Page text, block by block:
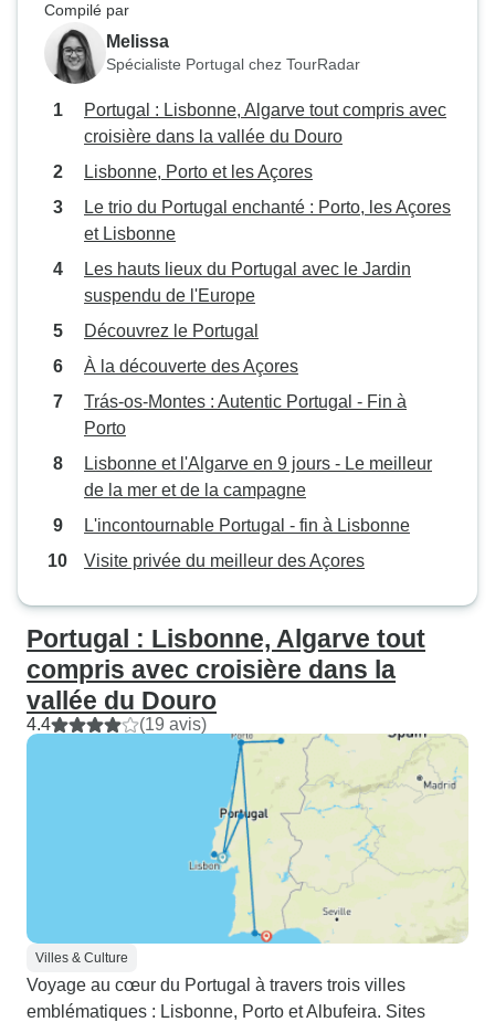
Compilé par
Melissa
Spécialiste Portugal chez TourRadar
Portugal : Lisbonne, Algarve tout compris avec
croisière dans la vallée du Douro
Lisbonne, Porto et les Açores
Le trio du Portugal enchanté : Porto, les Açores
et Lisbonne
Les hauts lieux du Portugal avec le Jardin
suspendu de l'Europe
Découvrez le Portugal
À la découverte des Açores
Trás-os-Montes : Autentic Portugal - Fin à
Porto
Lisbonne et l'Algarve en 9 jours - Le meilleur
de la mer et de la campagne
L'incontournable Portugal - fin à Lisbonne
Visite privée du meilleur des Açores
Portugal : Lisbonne, Algarve tout
compris avec croisière dans la
vallée du Douro
4.4 (19 avis)
Villes & Culture
Voyage au cœur du Portugal à travers trois villes
emblématiques : Lisbonne, Porto et Albufeira. Sites